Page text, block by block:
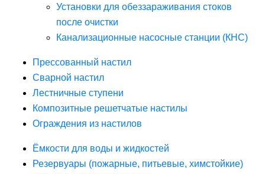
Установки для обеззараживания стоков
после очистки
Канализационные насосные станции (КНС)
Прессованный настил
Сварной настил
Лестничные ступени
Композитные решетчатые настилы
Ограждения из настилов
Ёмкости для воды и жидкостей
Резервуары (пожарные, питьевые, химстойкие)